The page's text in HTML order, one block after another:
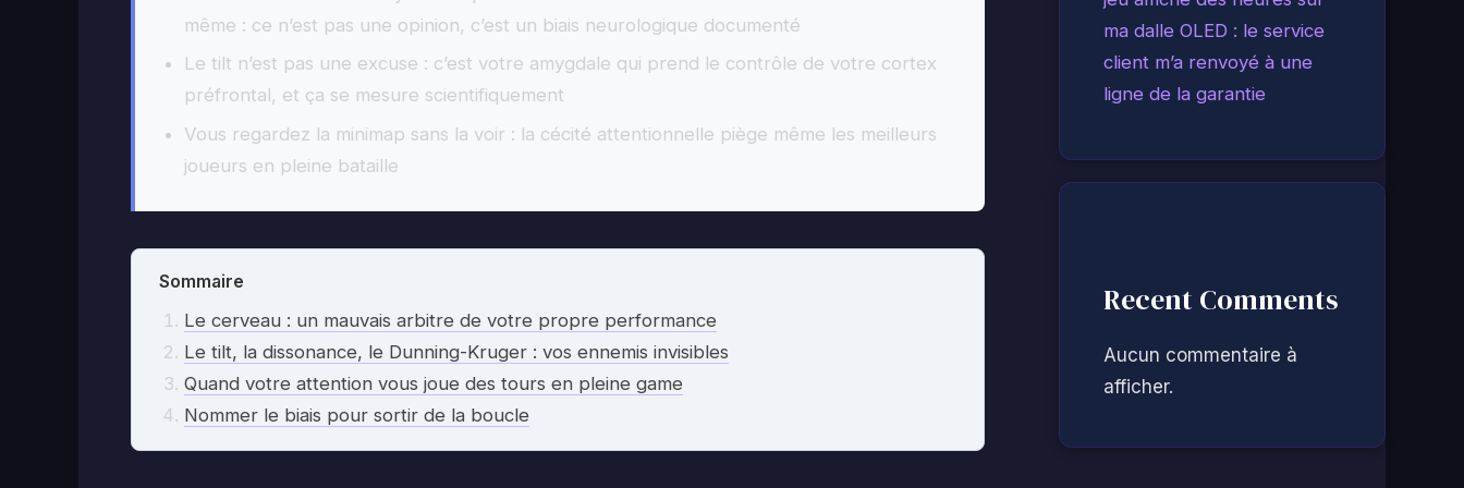
même : ce n’est pas une opinion, c’est un biais neurologique documenté
Le tilt n’est pas une excuse : c’est votre amygdale qui prend le contrôle de votre cortex
préfrontal, et ça se mesure scientifiquement
Vous regardez la minimap sans la voir : la cécité attentionnelle piège même les meilleurs
joueurs en pleine bataille
Sommaire
Le cerveau : un mauvais arbitre de votre propre performance
Le tilt, la dissonance, le Dunning-Kruger : vos ennemis invisibles
Quand votre attention vous joue des tours en pleine game
Nommer le biais pour sortir de la boucle
ma dalle OLED : le service
client m’a renvoyé à une
ligne de la garantie
Recent Comments
Aucun commentaire à
afficher.